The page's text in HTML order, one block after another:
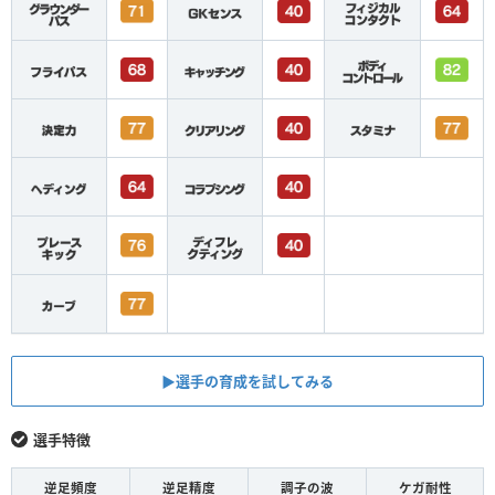
▶︎選手の育成を試してみる
選手特徴
逆足頻度 逆足精度 調子の波 ケガ耐性